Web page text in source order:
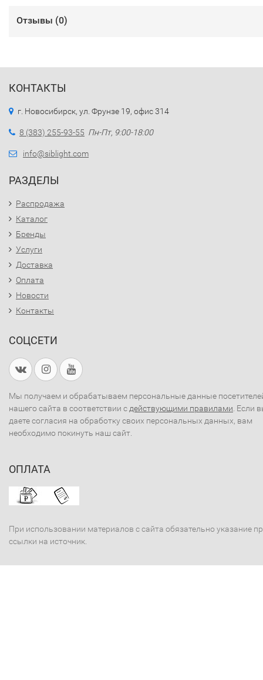
Отзывы (0)
КОНТАКТЫ
г. Новосибирск, ул. Фрунзе 19, офис 314
8 (383) 255-93-55 Пн-Пт, 9:00-18:00
info@siblight.com
РАЗДЕЛЫ
Распродажа
Каталог
Бренды
Услуги
Доставка
Оплата
Новости
Контакты
СОЦСЕТИ
Мы получаем и обрабатываем персональные данные
нашего сайта в соответствии с действующими правилами . Если
даете согласия на обработку своих персональных данных, вам
необходимо покинуть наш сайт.
ОПЛАТА
При использовании материалов с сайта обязательно указание
ссылки на источник.